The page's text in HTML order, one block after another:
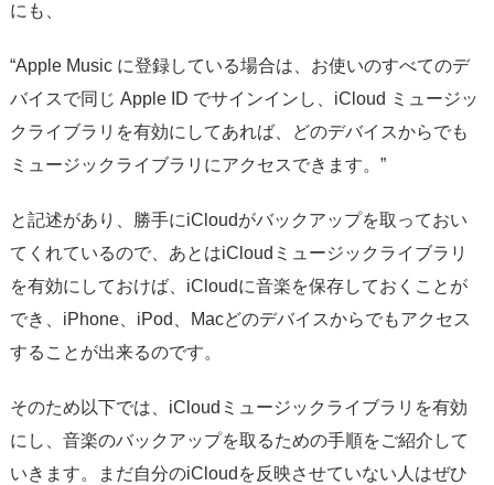
にも、
“Apple Music に登録している場合は、お使いのすべてのデ
バイスで同じ Apple ID でサインインし、iCloud ミュージッ
クライブラリを有効にしてあれば、どのデバイスからでも
ミュージックライブラリにアクセスできます。”
と記述があり、勝手にiCloudがバックアップを取っておい
てくれているので、あとはiCloudミュージックライブラリ
を有効にしておけば、iCloudに音楽を保存しておくことが
でき、iPhone、iPod、Macどのデバイスからでもアクセス
することが出来るのです。
そのため以下では、iCloudミュージックライブラリを有効
にし、音楽のバックアップを取るための手順をご紹介して
いきます。まだ自分のiCloudを反映させていない人はぜひ